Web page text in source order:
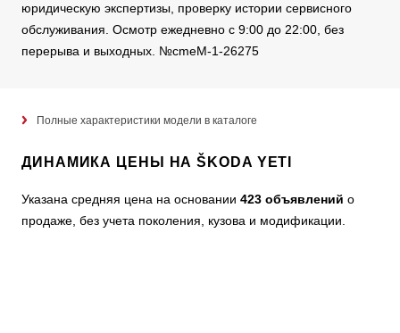
юридическую экспертизы, проверку истории сервисного
обслуживания. Осмотр ежедневно с 9:00 до 22:00, без
перерыва и выходных. №cmeM-1-26275
Полные характеристики модели в каталоге
ДИНАМИКА ЦЕНЫ НА ŠKODA YETI
Указана средняя цена на основании 423 объявлений о
продаже, без учета поколения, кузова и модификации.